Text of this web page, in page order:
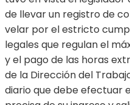
de llevar un registro de
velar por el estricto
legales que regulan el
y el pago de las horas
de la Dirección del
diario que debe efectuar